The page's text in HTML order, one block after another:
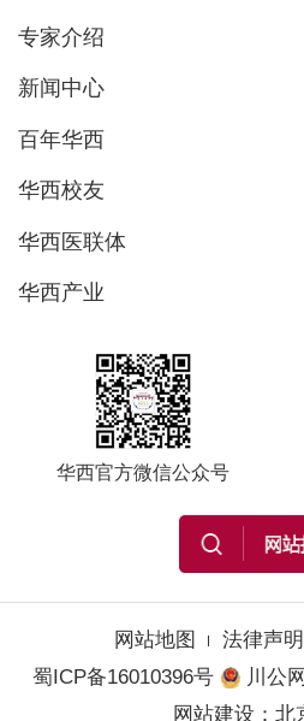
专家介绍
新闻中心
百年华西
华西校友
华西医联体
华西产业
华西官方微信公众号
网站地图 法律声明
蜀ICP备16010396号
川公
网站建设 ： 北